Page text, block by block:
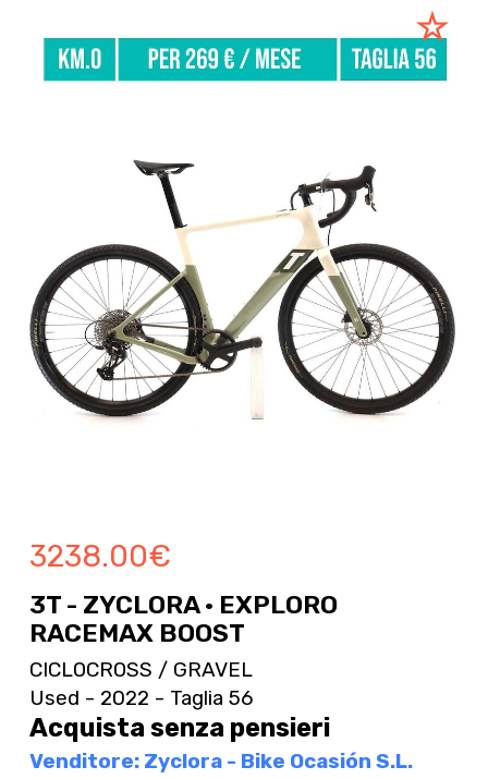
3238.00€
3T - ZYCLORA · EXPLORO
RACEMAX BOOST
CICLOCROSS / GRAVEL
Used - 2022 - Taglia 56
Acquista senza pensieri
Venditore: Zyclora - Bike Ocasión S.L.